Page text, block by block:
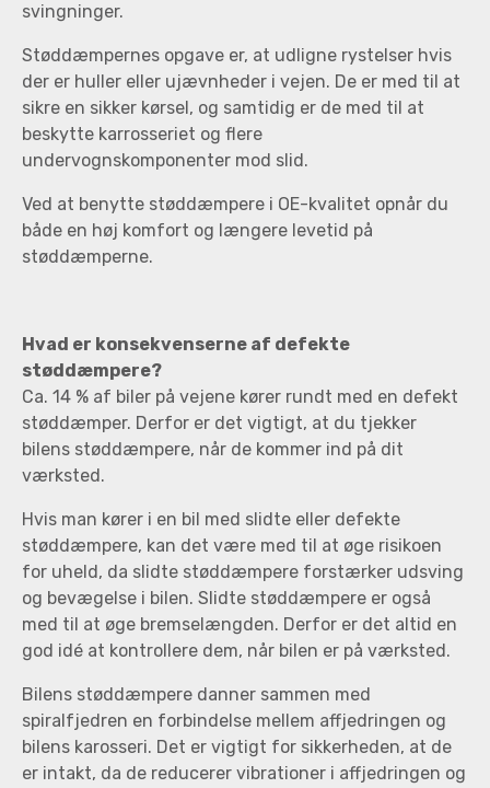
svingninger.
Støddæmpernes opgave er, at udligne rystelser hvis
der er huller eller ujævnheder i vejen. De er med til at
sikre en sikker kørsel, og samtidig er de med til at
beskytte karrosseriet og flere
undervognskomponenter mod slid.
Ved at benytte støddæmpere i OE-kvalitet opnår du
både en høj komfort og længere levetid på
støddæmperne.
Hvad er konsekvenserne af defekte
støddæmpere?
Ca. 14 % af biler på vejene kører rundt med en defekt
støddæmper. Derfor er det vigtigt, at du tjekker
bilens støddæmpere, når de kommer ind på dit
værksted.
Hvis man kører i en bil med slidte eller defekte
støddæmpere, kan det være med til at øge risikoen
for uheld, da slidte støddæmpere forstærker udsving
og bevægelse i bilen. Slidte støddæmpere er også
med til at øge bremselængden. Derfor er det altid en
god idé at kontrollere dem, når bilen er på værksted.
Bilens støddæmpere danner sammen med
spiralfjedren en forbindelse mellem affjedringen og
bilens karosseri. Det er vigtigt for sikkerheden, at de
er intakt, da de reducerer vibrationer i affjedringen og